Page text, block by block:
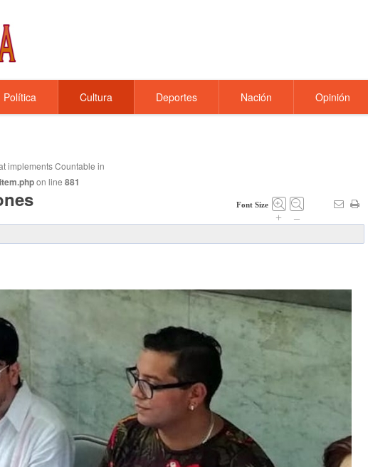
Política Cultura Deportes Nación Opinión
implements Countable in
on line 881
Font Size
+ –